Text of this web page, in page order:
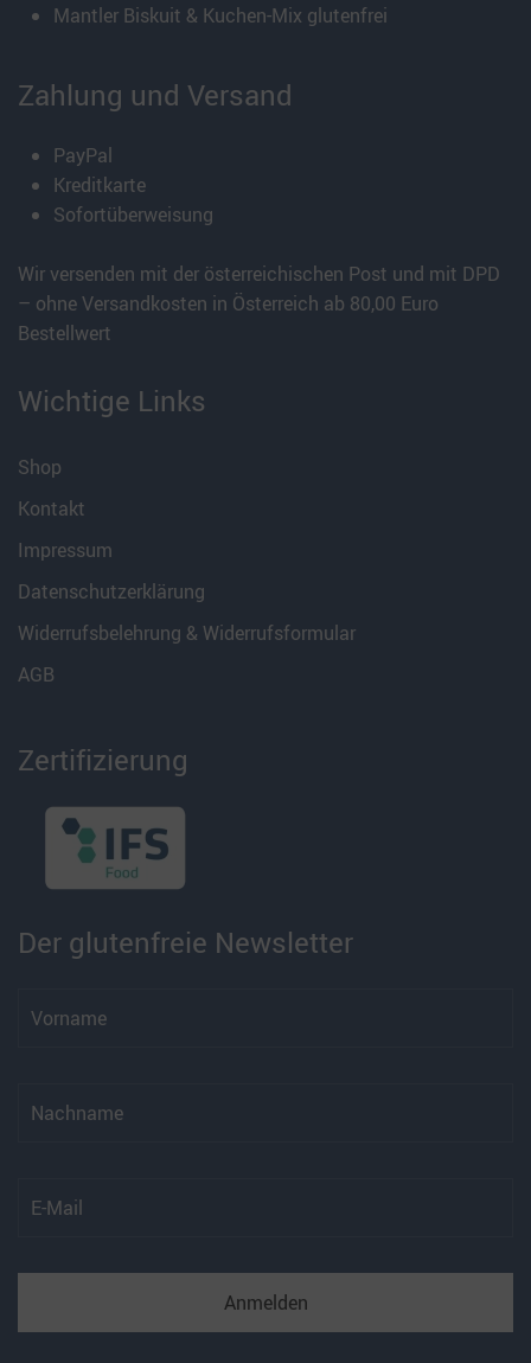
Mantler Biskuit & Kuchen-Mix glutenfrei
Zahlung und Versand
PayPal
Kreditkarte
Sofortüberweisung
Wir versenden mit der österreichischen Post und mit DPD
– ohne Versandkosten in Österreich ab 80,00 Euro
Bestellwert
Wichtige Links
Shop
Kontakt
Impressum
Datenschutzerklärung
Widerrufsbelehrung & Widerrufsformular
AGB
Zertifizierung
Der glutenfreie Newsletter
Anmelden